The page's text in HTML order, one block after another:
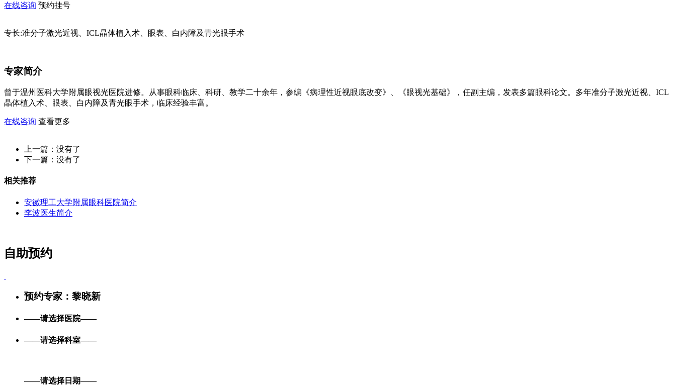
在线咨询 预约挂号
专长:准分子激光近视、ICL晶体植入术、眼表、白内障及青光眼手术
专家简介
曾于温州医科大学附属眼视光医院进修。从事眼科临床、科研、教学二十余年，参编《病理性近视眼底改变》、《眼视光基础》，任副主编，发表多篇眼科论文。多年准分子激光近视、ICL
晶体植入术、眼表、白内障及青光眼手术，临床经验丰富。
在线咨询 查看更多
上一篇： 没有了
下一篇： 没有了
相关推荐
安徽理工大学附属眼科医院简介
李波医生简介
自助预约
预约专家： 黎晓新
——请选择医院——
——请选择科室——
——请选择日期——